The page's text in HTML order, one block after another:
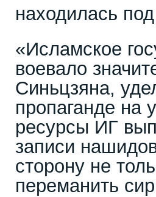
находилась
«Исламское
воевало
Синьцзяна,
пропаганде на
ресурсы ИГ
записи
сторону не
переманить